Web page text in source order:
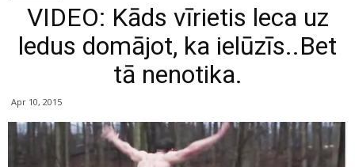
VIDEO: Kāds vīrietis leca uz
ledus domājot, ka ielūzīs..Bet
tā nenotika.
Apr 10, 2015